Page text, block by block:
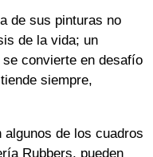
de sus pinturas no
de la vida; un
convierte en desafío
siempre,
de los cuadros
Rubbers, pueden